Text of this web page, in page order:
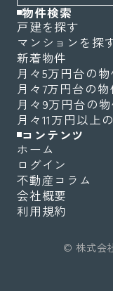
物件検索
戸建を探す
マンションを探
新着物件
月々5万円台の物
月々7万円台の物
月々9万円台の
月々11万円以上
コンテンツ
ホーム
ログイン
不動産コラム
会社概要
利用規約
© 株式会